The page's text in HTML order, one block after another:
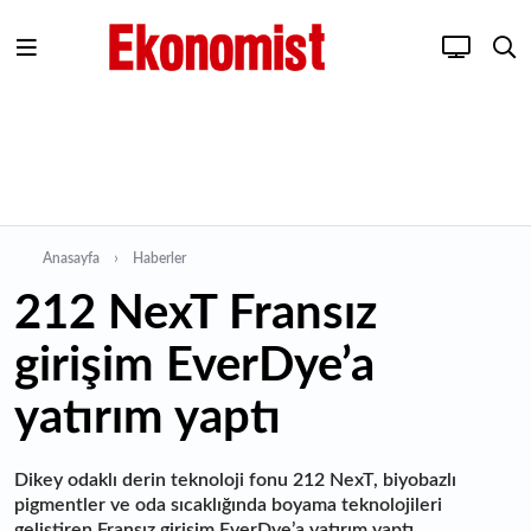
Anasayfa Haberler
212 NexT Fransız
girişim EverDye’a
yatırım yaptı
Dikey odaklı derin teknoloji fonu 212 NexT, biyobazlı
pigmentler ve oda sıcaklığında boyama teknolojileri